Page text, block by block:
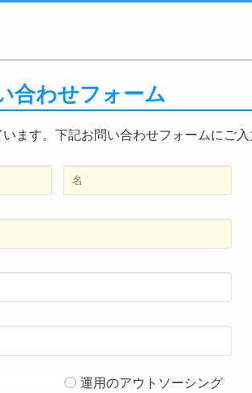
合わせフォーム
ます。下記お問い合わせフォームにご入
運用のアウトソーシング